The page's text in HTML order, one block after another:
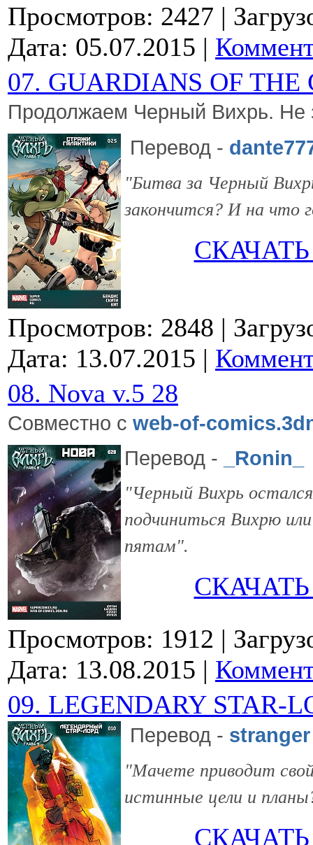
Просмотров: 2427 |
Дата: 05.07.2015 |
07. GUARDIANS OF THE
Продолжаем Черный Вихрь. Не
Перевод -
"Битва за Черный
закончится? И на что
Просмотров: 2848 |
Дата: 13.07.2015 |
08. Nova v.5 28
Совместно с web-of-
Перевод -
_Ronin_
"Черный Вихрь
подчиниться Вихрю
пятам".
Просмотров: 1912 |
Дата: 13.08.2015 |
09. LEGENDARY STAR-
Перевод - stranger
"Мачете приводит
истинные цели и